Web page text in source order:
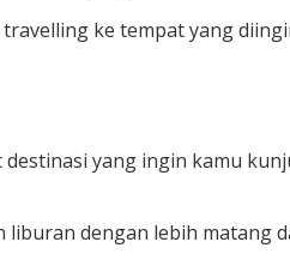
ke tempat yang
yang ingin kamu
dengan lebih matang